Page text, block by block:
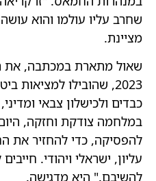
שחרב עליו עולמו והוא
מציינת.
שאול מתארת במכתבה, את
2023, שהובילו
כבדים ולכישלון צבאי
במלחמה צודקת וחזקה,
להפסיקה, כדי להחזיר את
עליון, ישראלי ויהודי.
להשיבם." היא מדגישה.